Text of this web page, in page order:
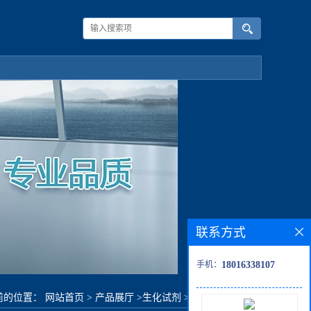
的位置： 网站首页 > 产品展厅 >生化试剂 > 3,3-二苯基丙胺
联系方式
手机： 18016338107